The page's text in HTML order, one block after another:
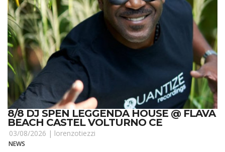
8/8 DJ SPEN LEGGENDA HOUSE @ FLAVA
BEACH CASTEL VOLTURNO CE
03/08/2026 | lorenzotiezzi
NEWS